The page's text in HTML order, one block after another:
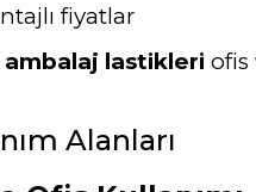
fiyatlar
ambalaj lastikleri ofis
Alanları